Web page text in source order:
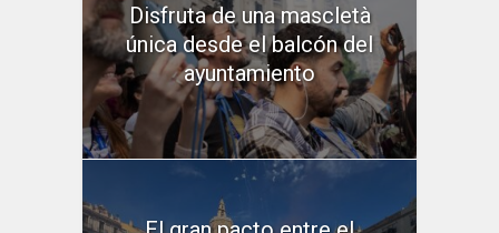
Disfruta de una mascletà
única desde el balcón del
ayuntamiento